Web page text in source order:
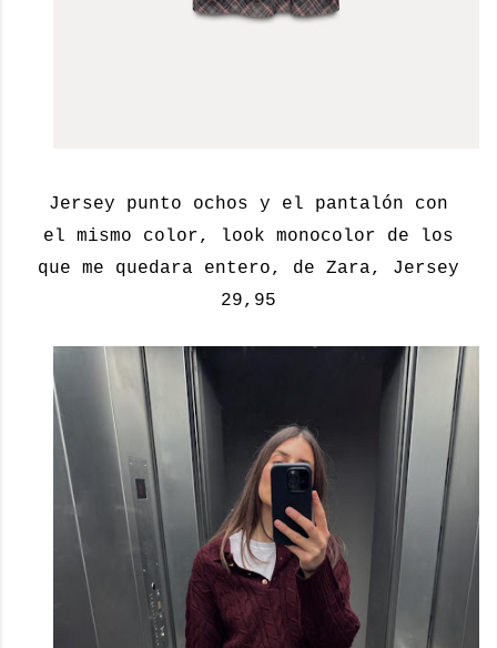
Jersey punto ochos y el pantalón con
el mismo color, look monocolor de los
que me quedara entero, de Zara, Jersey
29,95